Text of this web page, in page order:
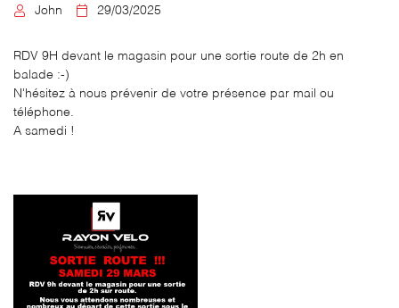
 Adresse email de réception
Recopier le code ci-contre
 Rafraîchir le captcha
En cochant cette case, vous consentez à recevoir nos propositions commerciales
à l'adresse email indiqué ci-dessus. Vous pouvez vous désinscrire à tout moment
en utilisant le formulaire de désinscription

John  29/03/2025
RDV 9H devant le magasin pour une sortie route de 2h en
balade :-)
N'hésitez à nous prévenir de votre présence par mail ou
téléphone.
A samedi !